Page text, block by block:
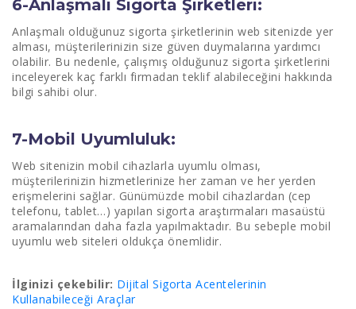
6-Anlaşmalı Sigorta Şirketleri:
Anlaşmalı olduğunuz sigorta şirketlerinin web sitenizde yer
alması, müşterilerinizin size güven duymalarına yardımcı
olabilir. Bu nedenle, çalışmış olduğunuz sigorta şirketlerini
inceleyerek kaç farklı firmadan teklif alabileceğini hakkında
bilgi sahibi olur.
7-Mobil Uyumluluk:
Web sitenizin mobil cihazlarla uyumlu olması,
müşterilerinizin hizmetlerinize her zaman ve her yerden
erişmelerini sağlar. Günümüzde mobil cihazlardan (cep
telefonu, tablet…) yapılan sigorta araştırmaları masaüstü
aramalarından daha fazla yapılmaktadır. Bu sebeple mobil
uyumlu web siteleri oldukça önemlidir.
İlginizi çekebilir: Dijital Sigorta Acentelerinin
Kullanabileceği Araçlar